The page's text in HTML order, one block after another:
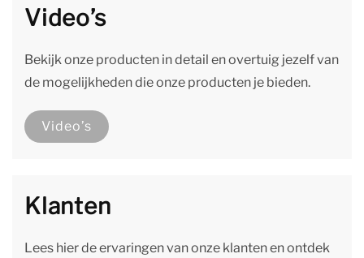
Video’s
Bekijk onze producten in detail en overtuig jezelf van
de mogelijkheden die onze producten je bieden.
Video’s
Klanten
Lees hier de ervaringen van onze klanten en ontdek